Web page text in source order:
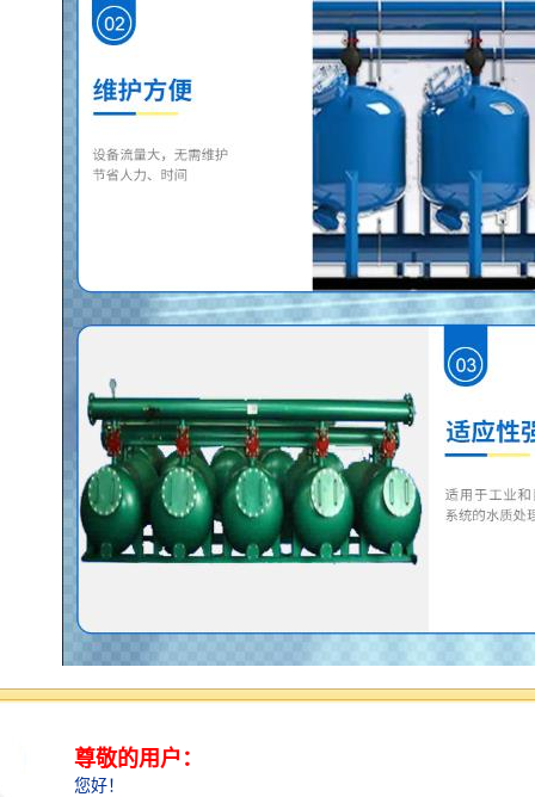
须的。当系统处于反洗状态时，将经过过滤净化的水通
过多通道阀的反洗进水口，对需要清洗的过滤单元进行